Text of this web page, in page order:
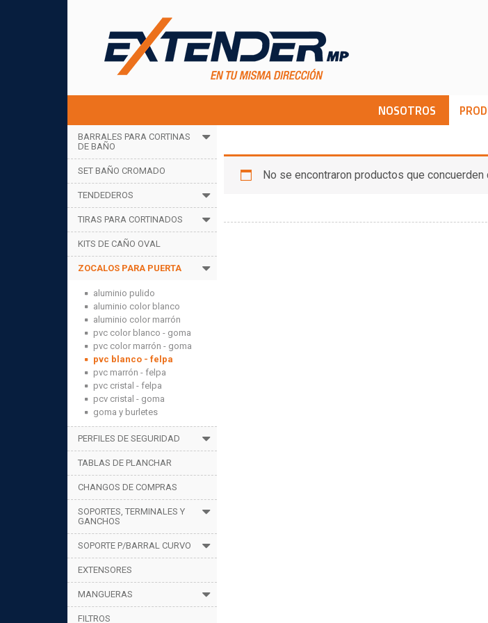
NOSOTROS
BARRALES PARA CORTINAS
DE BAÑO
SET BAÑO CROMADO
TENDEDEROS
TIRAS PARA CORTINADOS
KITS DE CAÑO OVAL
ZOCALOS PARA PUERTA
aluminio pulido
aluminio color blanco
aluminio color marrón
pvc color blanco - goma
pvc color marrón - goma
pvc blanco - felpa
pvc marrón - felpa
pvc cristal - felpa
pcv cristal - goma
goma y burletes
PERFILES DE SEGURIDAD
TABLAS DE PLANCHAR
CHANGOS DE COMPRAS
SOPORTES, TERMINALES Y
GANCHOS
SOPORTE P/BARRAL CURVO
EXTENSORES
MANGUERAS
FILTROS
No se encontraron productos que concuerden